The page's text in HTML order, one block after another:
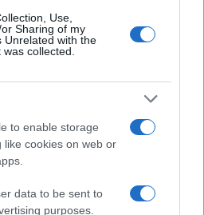
Use,
Sharing of my
Unrelated with the
collected.
to enable storage
like cookies on web or
data to be sent to
purposes.